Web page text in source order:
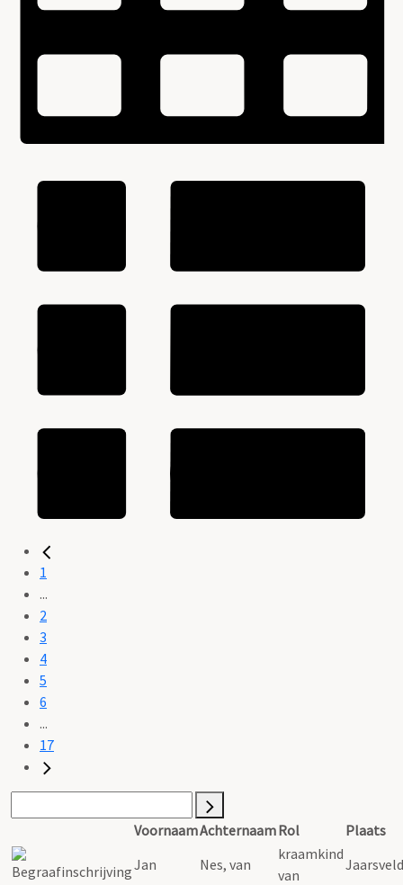
1
...
2
3
4
5
6
...
17
VoornaamAchternaamRol
Plaats
Jan
Nes, van
kraamkind
van
Jaarsveld